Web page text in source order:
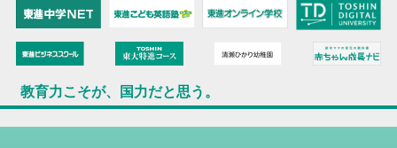
教育力こそが、国力だと思う。